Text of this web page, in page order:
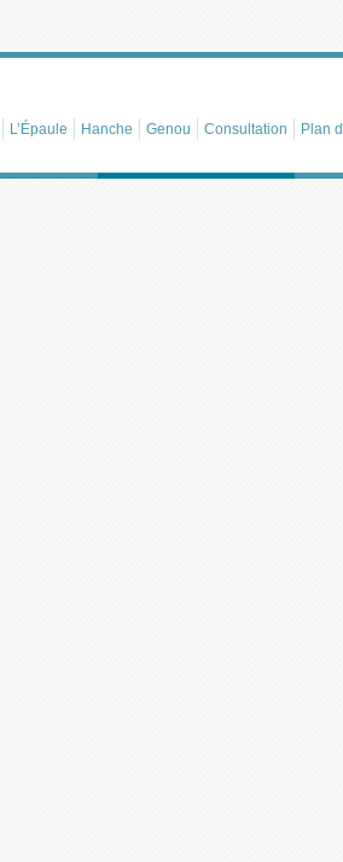
L’Épaule Hanche Genou Consultation Plan